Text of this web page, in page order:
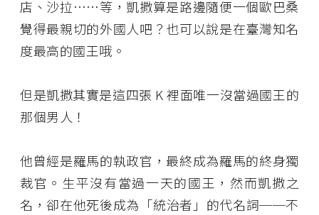
店、沙拉……等，凱撒算是路邊隨便一個歐巴桑
覺得最親切的外國人吧？也可以說是在臺灣知名
度最高的國王哦。
但是凱撒其實是這四張 K 裡面唯一沒當過國王的
那個男人！
他曾經是羅馬的執政官，最終成為羅馬的終身獨
裁官。生平沒有當過一天的國王，然而凱撒之
名，卻在他死後成為「統治者」的代名詞──不